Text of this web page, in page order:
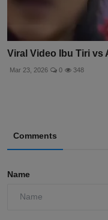
Viral Video Ibu Tiri vs
Mar 23, 2026 0 348
Comments
Name